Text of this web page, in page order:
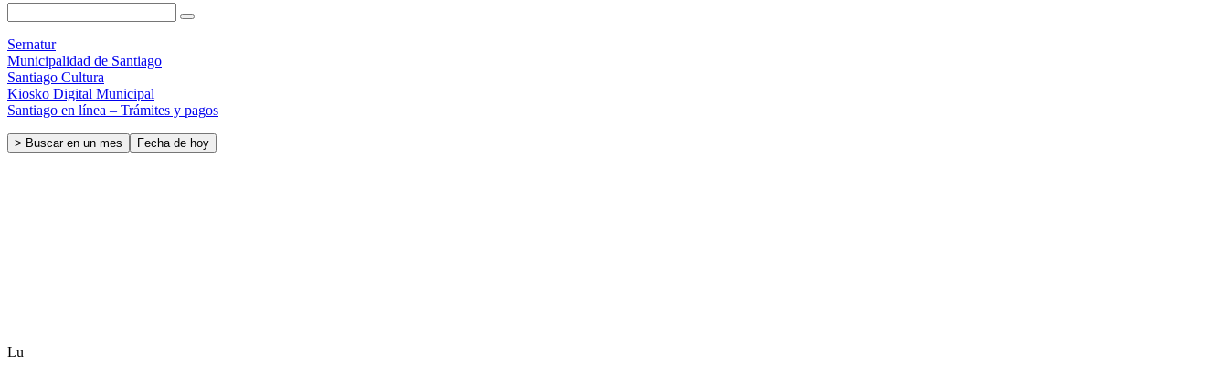
Sernatur
Municipalidad de Santiago
Santiago Cultura
Kiosko Digital Municipal
Santiago en línea – Trámites y pagos
> Buscar en un mes Fecha de hoy
Lu